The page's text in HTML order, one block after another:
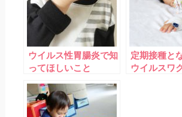
ウイルス性胃腸炎で知
ってほしいこと
定期接種と
ウイルスワ